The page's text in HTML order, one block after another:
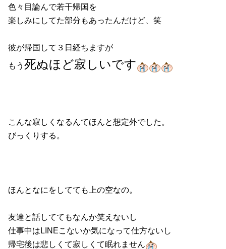
色々目論んで若干帰国を
楽しみにしてた部分もあったんだけど、笑
彼が帰国して３日経ちますが
もう 死ぬほど寂しいです
こんな寂しくなるんてほんと想定外でした。
びっくりする。
ほんとなにをしてても上の空なの。
友達と話しててもなんか笑えないし
仕事中はLINEこないか気になって仕方ないし
帰宅後は悲しくて寂しくて眠れません